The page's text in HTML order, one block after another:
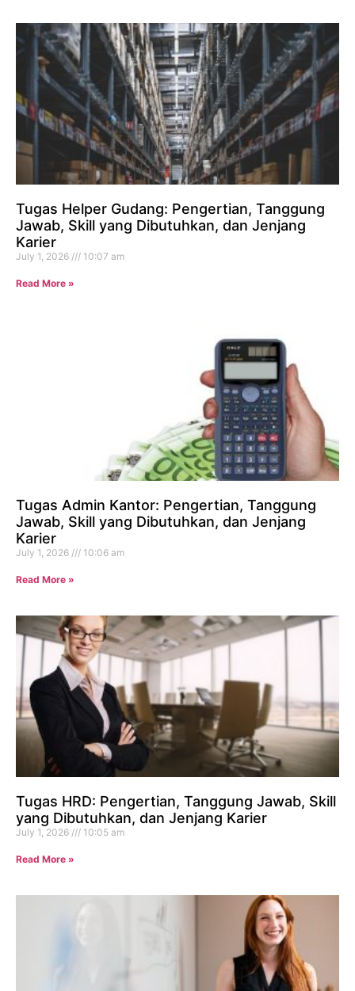
Tugas Helper Gudang: Pengertian, Tanggung
Jawab, Skill yang Dibutuhkan, dan Jenjang
Karier
July 1, 2026 10:07 am
Read More »
Tugas Admin Kantor: Pengertian, Tanggung
Jawab, Skill yang Dibutuhkan, dan Jenjang
Karier
July 1, 2026 10:06 am
Read More »
Tugas HRD: Pengertian, Tanggung Jawab, Skill
yang Dibutuhkan, dan Jenjang Karier
July 1, 2026 10:05 am
Read More »